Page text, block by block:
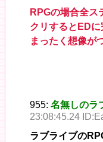
RPGの場合全ス
クリするとED
まったく想像が
955: 名無しのラ
23:08:45.24
ラブライブの